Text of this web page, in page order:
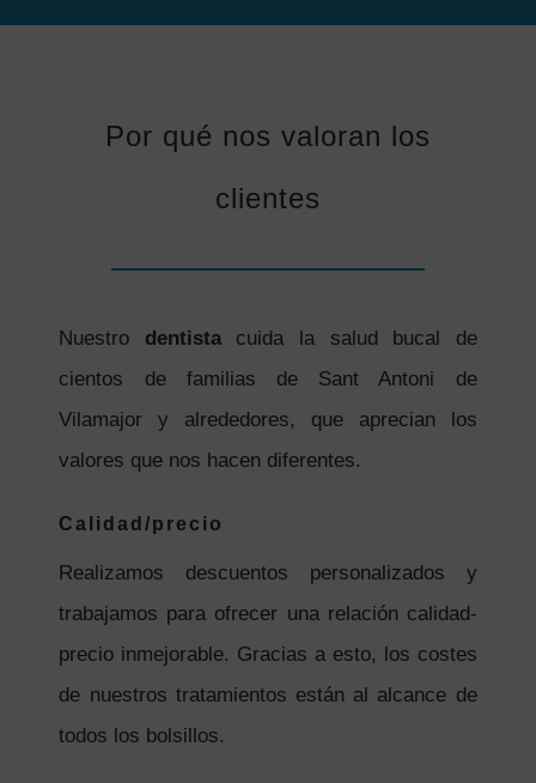
Por qué nos valoran los
clientes
Nuestro dentistacuida la salud bucal de
cientos de familias de Sant Antoni de
Vilamajor y alrededores, que aprecian los
valores que nos hacen diferentes.
Calidad/precio
Realizamos descuentos personalizados y
trabajamos para ofrecer una relación calidad-
precio inmejorable. Gracias a esto, los costes
de nuestros tratamientos están al alcance de
todos los bolsillos.